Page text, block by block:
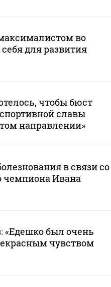
во
для развития
чтобы бюст
славы
направлении»
в связи со
чемпиона Ивана
«Едешко был очень
чувством